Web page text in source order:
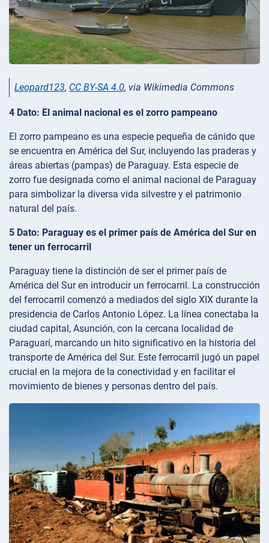
Leopard123, CC BY-SA 4.0, via Wikimedia Commons
4 Dato: El animal nacional es el zorro pampeano
El zorro pampeano es una especie pequeña de cánido que
se encuentra en América del Sur, incluyendo las praderas y
áreas abiertas (pampas) de Paraguay. Esta especie de
zorro fue designada como el animal nacional de Paraguay
para simbolizar la diversa vida silvestre y el patrimonio
natural del país.
5 Dato: Paraguay es el primer país de América del Sur en
tener un ferrocarril
Paraguay tiene la distinción de ser el primer país de
América del Sur en introducir un ferrocarril. La construcción
del ferrocarril comenzó a mediados del siglo XIX durante la
presidencia de Carlos Antonio López. La línea conectaba la
ciudad capital, Asunción, con la cercana localidad de
Paraguarí, marcando un hito significativo en la historia del
transporte de América del Sur. Este ferrocarril jugó un papel
crucial en la mejora de la conectividad y en facilitar el
movimiento de bienes y personas dentro del país.